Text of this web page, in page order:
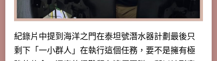
紀錄片中提到海洋之門在泰坦號潛水器計劃最後只
剩下「一小群人」在執行這個任務，要不是擁有極